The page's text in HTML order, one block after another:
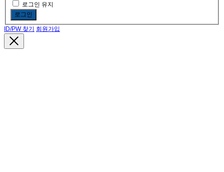
로그인 유지
로그인
ID/PW 찾기 회원가입